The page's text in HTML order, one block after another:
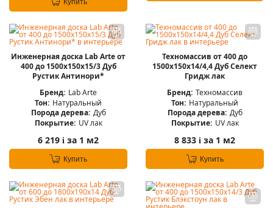
Инженерная доска Lab Arte от
400 до 1500х150х15/3 Дуб
Рустик Антинори*
Бренд: Lab Arte
Тон: Натуральный
Порода дерева: Дуб
Покрытие: UV лак
6 219 i за 1 м2
Купить
Техномассив от 400 до
1500х150х14/4,4 Дуб Селект
Гридж лак
Бренд: Техномассив
Тон: Натуральный
Порода дерева: Дуб
Покрытие: UV лак
8 833 i за 1 м2
Купить